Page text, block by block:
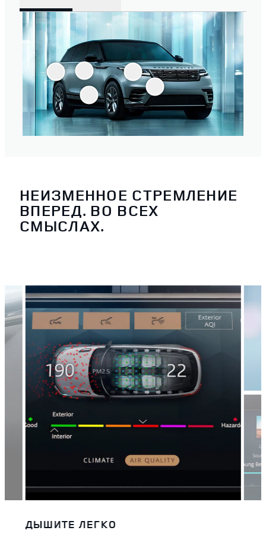
НЕИЗМЕННОЕ СТРЕМЛЕНИЕ
ВПЕРЕД. ВО ВСЕХ
СМЫСЛАХ.
ДЫШИТЕ ЛЕГКО